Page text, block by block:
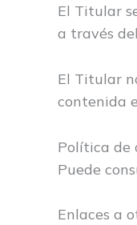
El Titular
a través
El Titular
contenida
Política de
Puede
Enlaces a